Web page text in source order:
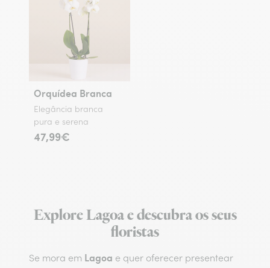
Orquídea Branca
Elegância branca
pura e serena
47,99€
Explore Lagoa e descubra os seus
floristas
Se mora em Lagoa e quer oferecer presentear